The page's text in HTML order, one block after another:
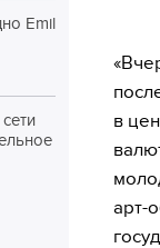
Emil
в
арт-